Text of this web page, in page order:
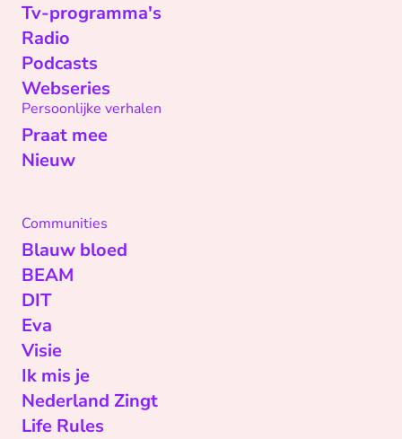
Tv-programma's
Radio
Podcasts
Webseries
Persoonlijke verhalen
Praat mee
Nieuw
Communities
Blauw bloed
BEAM
DIT
Eva
Visie
Ik mis je
Nederland Zingt
Life Rules